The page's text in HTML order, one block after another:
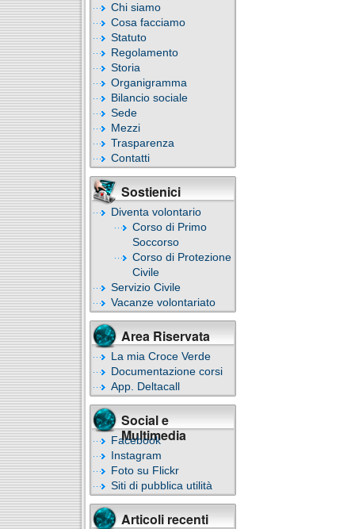
Chi siamo
Cosa facciamo
Statuto
Regolamento
Storia
Organigramma
Bilancio sociale
Sede
Mezzi
Trasparenza
Contatti
Sostienici
Diventa volontario
Corso di Primo
Soccorso
Corso di Protezione
Civile
Servizio Civile
Vacanze volontariato
Area Riservata
La mia Croce Verde
Documentazione corsi
App. Deltacall
Social e
Multimedia
Facebook
Instagram
Foto su Flickr
Siti di pubblica utilità
Articoli recenti